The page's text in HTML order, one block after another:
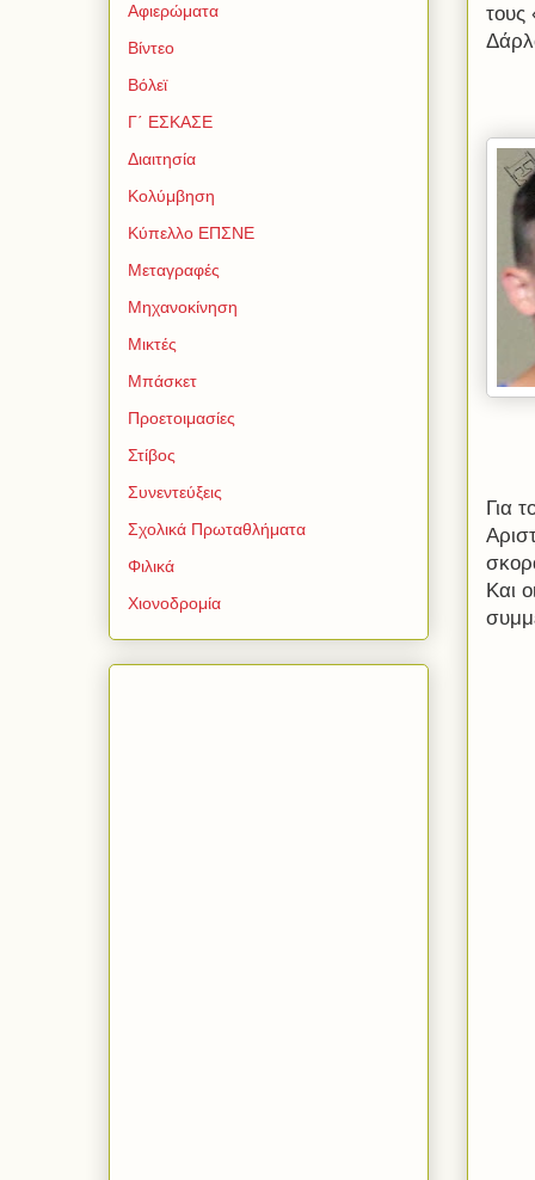
τους
Για
Και
Αφιερώματα
Βίντεο
Βόλεϊ
Γ΄ ΕΣΚΑΣΕ
Διαιτησία
Κολύμβηση
Κύπελλο ΕΠΣΝΕ
Μεταγραφές
Μηχανοκίνηση
Μικτές
Μπάσκετ
Προετοιμασίες
Στίβος
Συνεντεύξεις
Σχολικά Πρωταθλήματα
Φιλικά
Χιονοδρομία